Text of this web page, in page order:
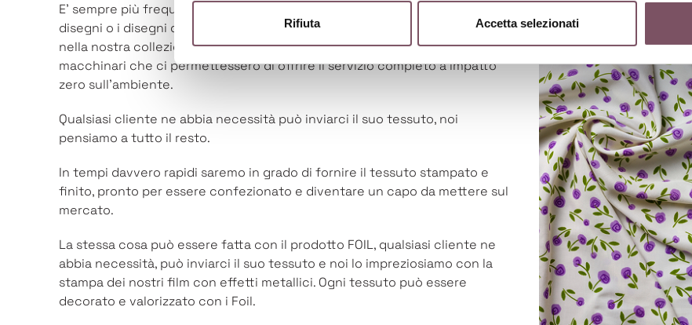
Rifiuta Accetta selezionati
E' sempre più frequente da parte di aziende, l'esigenza di applicare i nostri
disegni o i disegni di proprietà del cliente, su tessuti che non rientrano
nella nostra collezione. Per questo abbiamo deciso di investire in
macchinari che ci permettessero di offrire il servizio completo a impatto
zero sull'ambiente.
Qualsiasi cliente ne abbia necessità può inviarci il suo tessuto, noi
pensiamo a tutto il resto.
In tempi davvero rapidi saremo in grado di fornire il tessuto stampato e
finito, pronto per essere confezionato e diventare un capo da mettere sul
mercato.
La stessa cosa può essere fatta con il prodotto FOIL, qualsiasi cliente ne
abbia necessità, può inviarci il suo tessuto e noi lo impreziosiamo con la
stampa dei nostri film con effetti metallici. Ogni tessuto può essere
decorato e valorizzato con i Foil.